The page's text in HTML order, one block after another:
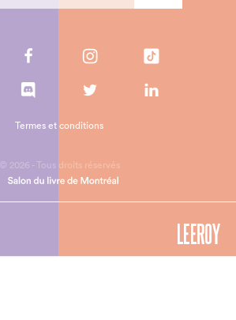
© 2026 - Tous droits réservés
Termes et conditions